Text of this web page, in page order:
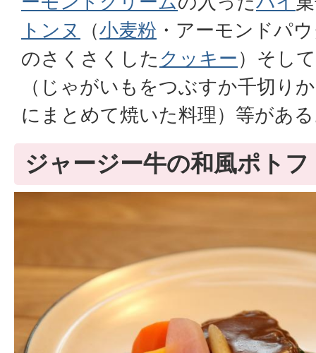
トンヌ
（小麦粉 ・アーモンドパ
のさくさくした クッキー）そし
（じゃがいもをつぶすか千切り
にまとめて焼いた料理）等があ
ジャージー牛の和風ポトフ